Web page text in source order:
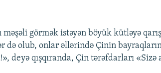
görmək istəyən böyük kütləyə
də olub, onlar əllərində Çinin
deyə qışqıranda, Çin tərəfdarları «Sizə